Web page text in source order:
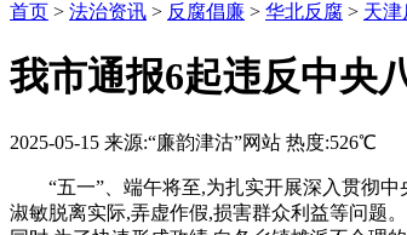
首页 > 法治资讯 > 反腐倡廉 > 华北反腐 > 天津
我市通报6起违反中央
2025-05-15 来源:“廉韵津沽”网站 热度:526℃
“五一”、端午将至,为扎实开展深入贯彻
淑敏脱离实际,弄虚作假,损害群众利益等问题